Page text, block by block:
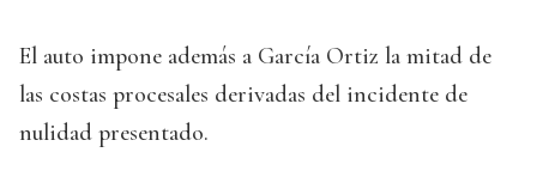
El auto impone además a García Ortiz la mitad de
las costas procesales derivadas del incidente de
nulidad presentado.